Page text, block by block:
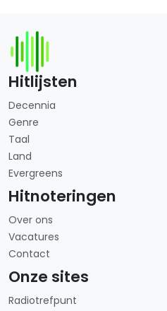
Hitlijsten
Decennia
Genre
Taal
Land
Evergreens
Hitnoteringen
Over ons
Vacatures
Contact
Onze sites
Radiotrefpunt